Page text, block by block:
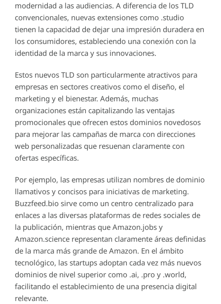
modernidad a las audiencias. A diferencia de los TLD
convencionales, nuevas extensiones como .studio
tienen la capacidad de dejar una impresión duradera en
los consumidores, estableciendo una conexión con la
identidad de la marca y sus innovaciones.
Estos nuevos TLD son particularmente atractivos para
empresas en sectores creativos como el diseño, el
marketing y el bienestar. Además, muchas
organizaciones están capitalizando las ventajas
promocionales que ofrecen estos dominios novedosos
para mejorar las campañas de marca con direcciones
web personalizadas que resuenan claramente con
ofertas específicas.
Por ejemplo, las empresas utilizan nombres de dominio
llamativos y concisos para iniciativas de marketing.
Buzzfeed.bio sirve como un centro centralizado para
enlaces a las diversas plataformas de redes sociales de
la publicación, mientras que Amazon.jobs y
Amazon.science representan claramente áreas definidas
de la marca más grande de Amazon. En el ámbito
tecnológico, las startups adoptan cada vez más nuevos
dominios de nivel superior como .ai, .pro y .world,
facilitando el establecimiento de una presencia digital
relevante.